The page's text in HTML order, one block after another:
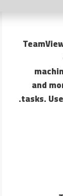
and
tasks.